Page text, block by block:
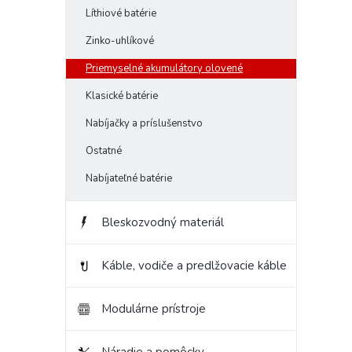
Líthiové batérie
Zinko-uhlíkové
Priemyselné akumulátory olovené
Klasické batérie
Nabíjačky a príslušenstvo
Ostatné
Nabíjateľné batérie
Bleskozvodný materiál
Káble, vodiče a predlžovacie káble
Modulárne prístroje